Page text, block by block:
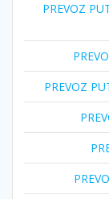
PREVOZ
PREVOZ